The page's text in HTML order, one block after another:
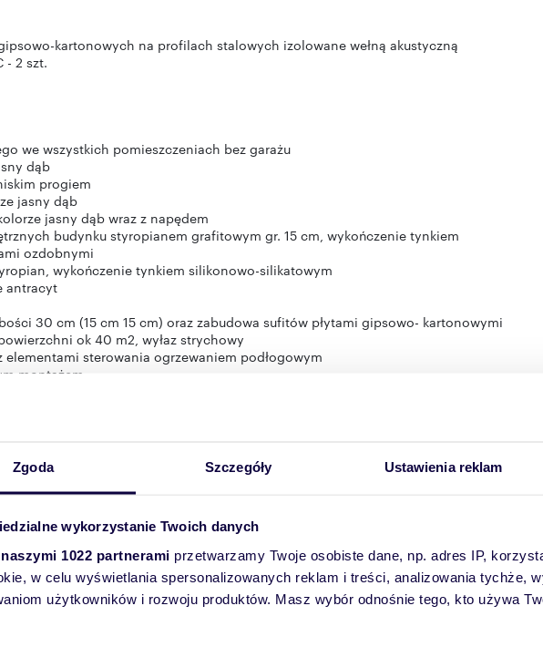
Zgoda Szczegóły Ustawienia reklam
wykorzystanie Twoich danych
naszymi 1022 partnerami przetwarzamy Twoje osobiste dane, np. adres IP,
w celu wyświetlania spersonalizowanych reklam i treści, analizowania tychże,
użytkowników i rozwoju produktów. Masz wybór odnośnie tego, kto używa
kartonowych na profilach stalowych izolowane wełną akustyczną
- 2 szt.
we wszystkich pomieszczeniach bez garażu
dąb
progiem
jasny dąb
jasny dąb wraz z napędem
budynku styropianem grafitowym gr. 15 cm, wykończenie tynkiem
ozdobnymi
wykończenie tynkiem silikonowo-silikatowym
antracyt
30 cm (15 cm 15 cm) oraz zabudowa sufitów płytami gipsowo- kartonowymi
ok 40 m2, wyłaz strychowy
sterowania ogrzewaniem podłogowym
montażem
AGD
salon z jadalnią z wyjściem na taras, otwarta kuchnia, łazienka, kotłownia, pokój z